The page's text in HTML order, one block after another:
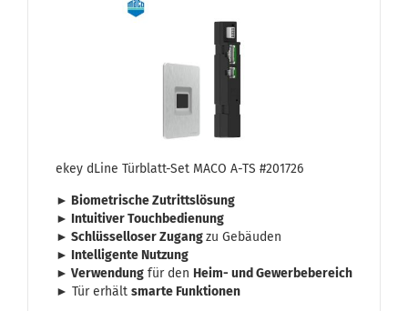
ekey dLine Türblatt-​​Set MACO A-TS #201726
► Bio­me­tri­sche Zu­tritts­lö­sung
► In­tui­ti­ver Touch­be­die­nung
► Schlüs­sel­lo­ser Zu­gangzu Ge­bäu­den
► In­tel­li­gen­te Nut­zung
► Ver­wen­dung für den Heim- und Ge­wer­be­be­reich
► Tür er­hält smar­te Funk­tio­nen